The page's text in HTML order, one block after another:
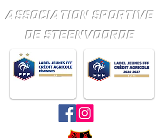
ASSOCIATION SPORTIVE
DE STEENVOORDE